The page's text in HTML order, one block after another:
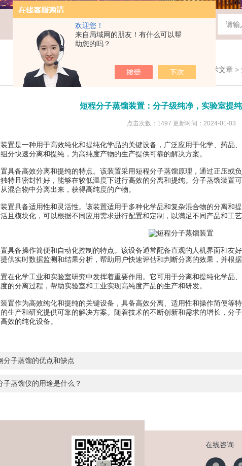
欢迎您！
来自局域网的朋友！有什么可以帮
助您的吗？
您现在的位置：首页 技术文章 >
短程分子蒸馏装置：分子级纯净，实验室提
点击次数：1497 更新时间：2024-01-03
是一种用于高效纯化和提纯化学品的关键设备，广泛应用于化学、药品
分快速分离和提纯，为高纯度产物的生产提供可靠的解决方案。
备高效分离和提纯的特点。该装置采用短程分子蒸馏原理，通过正压或
特且密封性好，能够在较低温度下进行高效的分离和提纯。分子蒸馏装置
混合物中分离出来，获得高纯度的产物。
具备适用性和灵活性。该装置适用于多种化学品和复杂混合物的分离和
且模块化，可以根据不同应用需求进行配置和定制，以满足不同产品和工艺
备操作简便和自动化控制的特点。该设备通常配备直观的人机界面和友好
供实时数据监测和结果分析，帮助用户快速评估和判断分离的效果，并根
化学工业和实验室研究中发挥着重要作用。它可用于分离和提纯化学品
的分离过程，帮助实验室和工业实现高纯度产品的生产和研发。
作为高效纯化和提纯的关键设备，具备高效分离、适用性和操作简便等
生产和研究提供可靠的解决方案。随着技术的不断创新和需求的增长，分
效的纯化设备。
分子蒸馏的优点和缺点
子蒸馏仪的用途是什么？
在线咨询